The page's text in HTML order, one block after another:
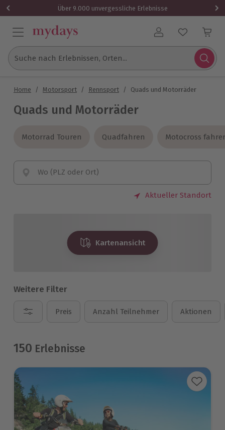
Über 9.000 unvergessliche Erlebnisse
Benutzerkonto
Suche nach Erlebnissen, Orten...
Home / Motorsport / Rennsport / Quads und Motorräder
Quads und Motorräder
Motorrad Touren
Motorrad Touren Quadfahren
Quadfahren Motocross
Motocross
Wo (PLZ oder Ort)
Aktueller Standort
Kartenansicht
Weitere Filter
Preis Anzahl Teilnehmer Aktionen
150 Erlebnisse